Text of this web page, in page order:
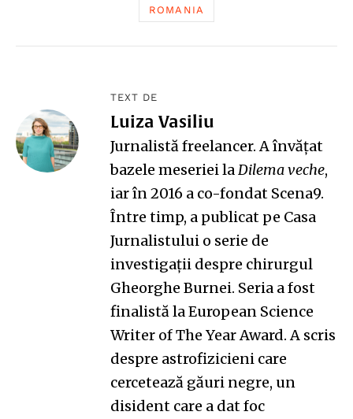
ROMANIA
TEXT DE
Luiza Vasiliu
Jurnalistă freelancer. A învățat
bazele meseriei laDilema veche,
iar în 2016 a co-fondat Scena9.
Între timp, a publicat pe Casa
Jurnalistului o serie de
investigații despre chirurgul
Gheorghe Burnei. Seria a fost
finalistă la European Science
Writer of The Year Award. A scris
despre astrofizicieni care
cercetează găuri negre, un
disident care a dat foc